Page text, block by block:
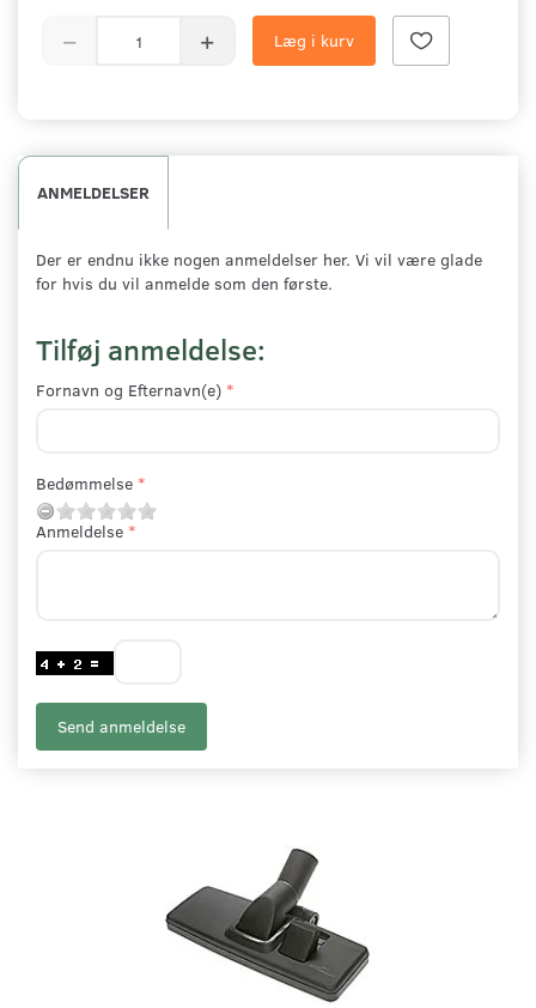
Læg i kurv
ANMELDELSER
Der er endnu ikke nogen anmeldelser her. Vi vil være glade
for hvis du vil anmelde som den første.
Tilføj anmeldelse:
Fornavn og Efternavn(e)
Bedømmelse
Anmeldelse
Send anmeldelse